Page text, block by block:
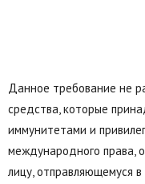
Данное требование не
средства, которые
иммунитетами и
международного права,
лицу, отправляющемуся